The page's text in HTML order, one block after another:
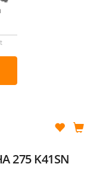
275 K41SN